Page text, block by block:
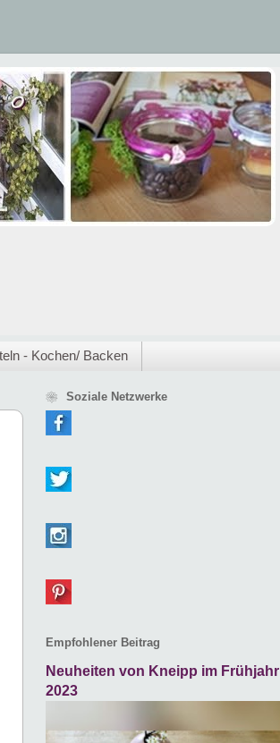
- Kochen/ Backen
❀ Soziale Netzwerke
Empfohlener Beitrag
Neuheiten von Kneipp im Frühjahr
2023